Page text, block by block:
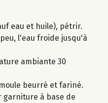
eau et huile), pétrir.
l'eau froide jusqu'à
ambiante 30
beurré et fariné.
garniture à base de